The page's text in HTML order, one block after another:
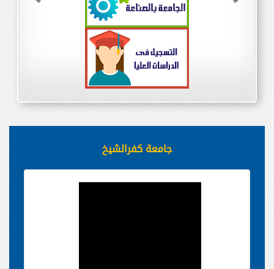
Previous
جامعة كفرالشيخ